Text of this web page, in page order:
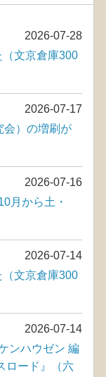
2026-07-28
文京倉庫300
2026-07-17
会）の増刷が
2026-07-16
月から土・
2026-07-14
文京倉庫300
2026-07-14
ンハウゼン 編
ロード』（六